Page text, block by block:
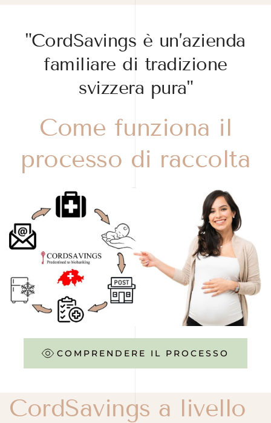
"CordSavings è un’azienda
familiare di tradizione
svizzera pura"
Come funziona il
processo di raccolta
COMPRENDERE IL PROCESSO
CordSavings a livello